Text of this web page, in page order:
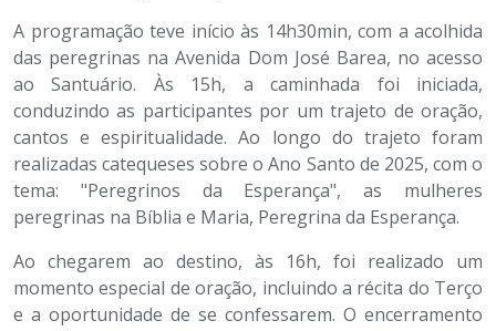
A programação teve início às 14h30min, com a acolhida
das peregrinas na Avenida Dom José Barea, no acesso
ao Santuário. Às 15h, a caminhada foi iniciada,
conduzindo as participantes por um trajeto de oração,
cantos e espiritualidade. Ao longo do trajeto foram
realizadas catequeses sobre o Ano Santo de 2025, com o
tema: "Peregrinos da Esperança", as mulheres
peregrinas na Bíblia e Maria, Peregrina da Esperança.
Ao chegarem ao destino, às 16h, foi realizado um
momento especial de oração, incluindo a récita do Terço
e a oportunidade de se confessarem. O encerramento